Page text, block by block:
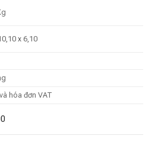
x 6,10
hóa đơn VAT